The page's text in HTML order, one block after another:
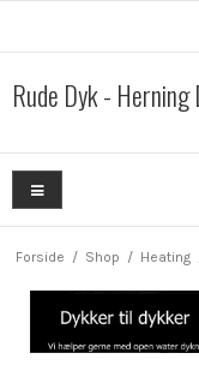
Rude Dyk -
Forside / Shop / Heating